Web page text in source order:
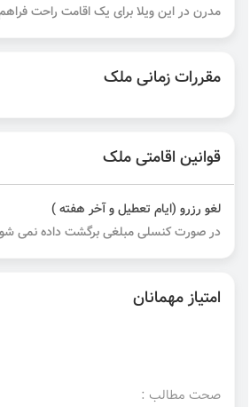
مدرن در این ویلا برای یک اقامت راحت
مقررات زمانی ملک
قوانین اقامتی ملک
لغو رزرو (ایام تعطیل و آخر هفته )
در صورت کنسلی مبلغی برگشت داده نمی
امتیاز مهمانان
صحت مطالب :